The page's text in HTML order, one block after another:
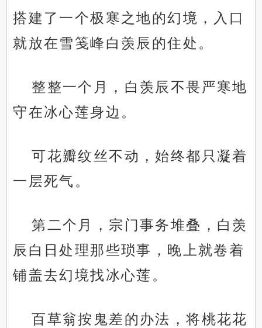
搭建了一个极寒之地的幻境，入口
就放在雪笺峰白羡辰的住处。
整整一个月，白羡辰不畏严寒地
守在冰心莲身边。
可花瓣纹丝不动，始终都只凝着
一层死气。
第二个月，宗门事务堆叠，白羡
辰白日处理那些琐事，晚上就卷着
铺盖去幻境找冰心莲。
百草翁按鬼差的办法，将桃花花